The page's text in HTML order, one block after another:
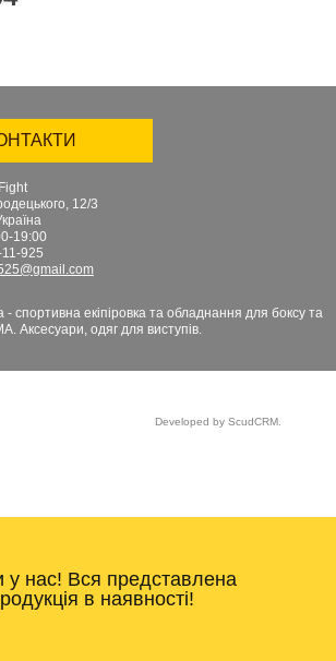
у нас! Вся представлена
в наявності!
12/3
19:00
925
спортивна екіпіровка та обладнання для боксу та
Аксесуари, одяг для виступів.
Developed by ScudCRM.